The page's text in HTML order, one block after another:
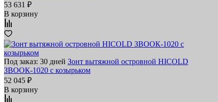
53 631 ₽
В корзину
Под заказ: 30 дней Зонт вытяжной островной HICOLD
ЗВООК-1020 с козырьком
52 045 ₽
В корзину